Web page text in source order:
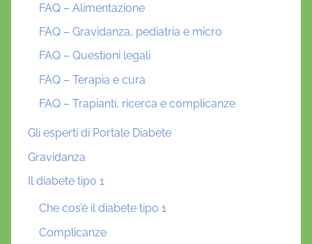
FAQ – Alimentazione
FAQ – Gravidanza, pediatria e micro
FAQ – Questioni legali
FAQ – Terapia e cura
FAQ – Trapianti, ricerca e complicanze
Gli esperti di Portale Diabete
Gravidanza
Il diabete tipo 1
Che cos’è il diabete tipo 1
Complicanze